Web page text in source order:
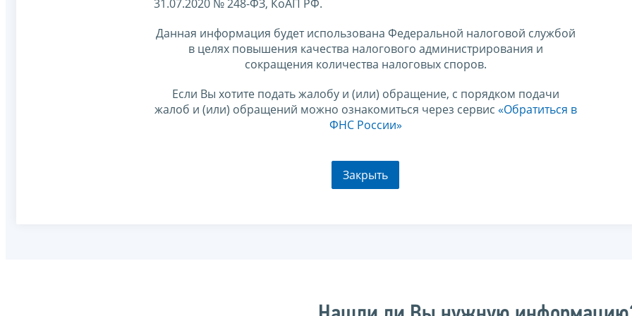
31.07.2020 № 248-ФЗ, КоАП РФ.
Данная информация будет использована Федеральной налоговой службой
в целях повышения качества налогового администрирования и
сокращения количества налоговых споров.
Если Вы хотите подать жалобу и (или) обращение, с порядком подачи
жалоб и (или) обращений можно ознакомиться через сервис «Обратиться в
ФНС России»
Закрыть